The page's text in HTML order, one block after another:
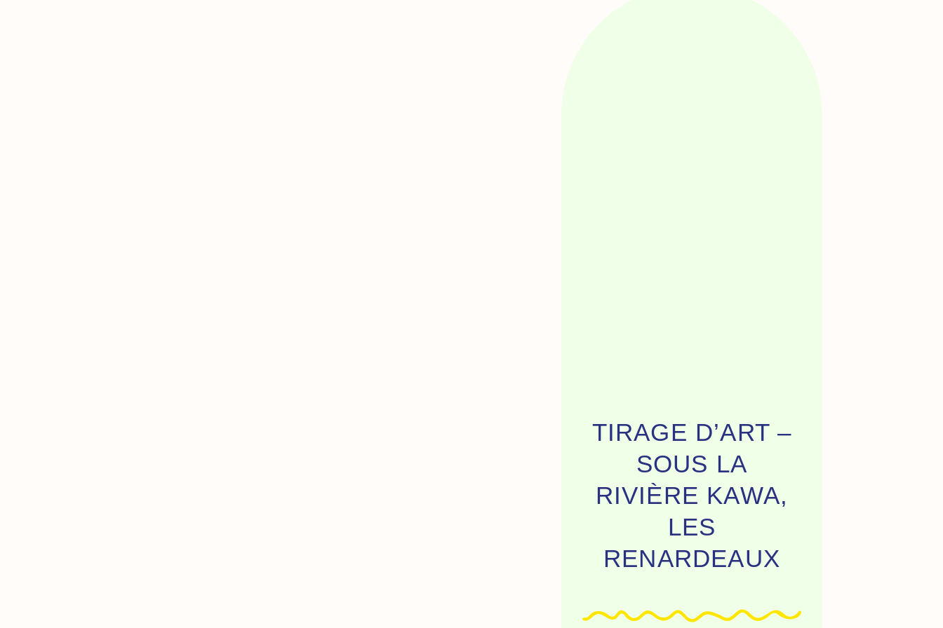
TIRAGE D’ART –
SOUS LA
RIVIÈRE KAWA,
LES
RENARDEAUX